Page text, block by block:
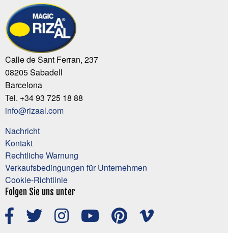
Calle de Sant Ferran, 237
08205 Sabadell
Barcelona
Tel. +34 93 725 18 88
info@rizaal.com
Nachricht
Kontakt
Rechtliche Warnung
Verkaufsbedingungen für Unternehmen
Cookie-Richtlinie
Folgen Sie uns unter